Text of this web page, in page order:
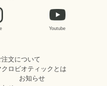
Youtube
注文について
クロビオティックとは
お知らせ